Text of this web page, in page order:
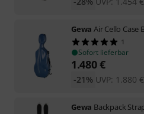
Gewa Air Cello Case
1
Sofort lieferbar
1.480€
UVP: 1.880 €
-21%
Gewa Backpack